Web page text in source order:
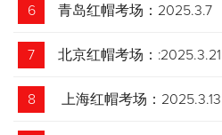
6 青岛红帽考场：2025.3.7
7 北京红帽考场：:2025.3.21
8 上海红帽考场：2025.3.13